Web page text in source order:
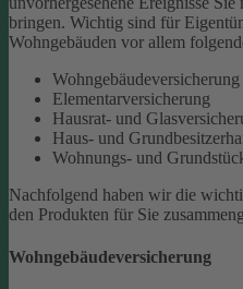
bringen. Wichtig sind für
Wohngebäuden vor allem
Wohngebäudeversicherung
Elementarversicherung
Hausrat- und
Haus- und
Wohnungs- und
Nachfolgend haben wir die
den Produkten für Sie
Wohngebäudeversicherung